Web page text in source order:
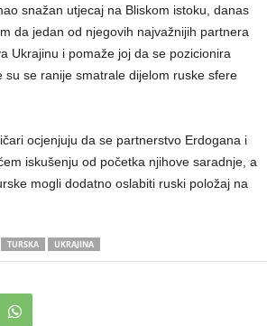
snažan utjecaj na Bliskom istoku, danas
da jedan od njegovih najvažnijih partnera
Ukrajinu i pomaže joj da se pozicionira
su se ranije smatrale dijelom ruske sfere
ocjenjuju da se partnerstvo Erdogana i
iskušenju od početka njihove saradnje, a
mogli dodatno oslabiti ruski položaj na
TURSKA UKRAJINA